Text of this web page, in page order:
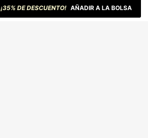
¡35% DE DESCUENTO! AÑADIR A LA BOLSA